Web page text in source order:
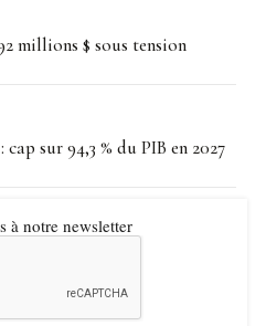
millions $ sous tension
sur 94,3 % du PIB en 2027
à notre newsletter